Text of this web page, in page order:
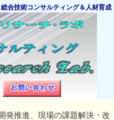
総合技術コンサルティング＆人材育成
発推進、現場の課題解決・改